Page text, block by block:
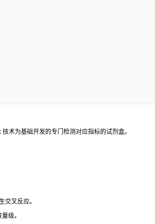
术为基础开发的专门检测对应指标的试剂盒。
叉反应。
级。